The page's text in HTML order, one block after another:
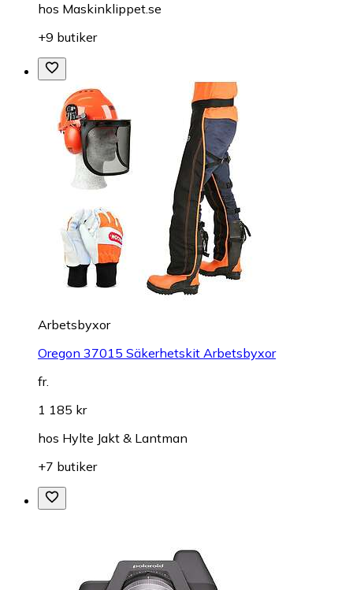
hos Maskinklippet.se
+9 butiker
Arbetsbyxor
Oregon 37015 Säkerhetskit Arbetsbyxor
fr.
1 185 kr
hos Hylte Jakt & Lantman
+7 butiker